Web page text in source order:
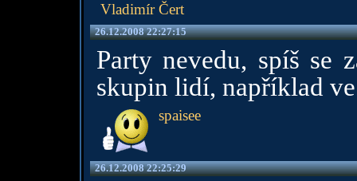
Vladimír Čert
26.12.2008 22:27:15
Party nevedu, spíš se
skupin lidí, například
spaisee
26.12.2008 22:25:29